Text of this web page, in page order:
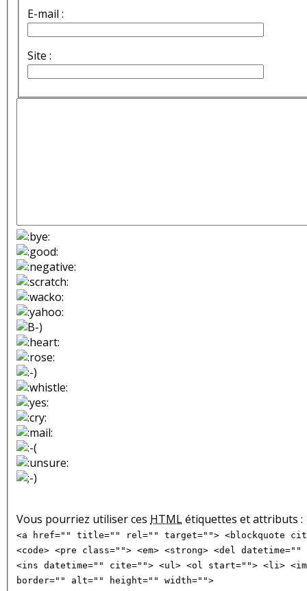
E-mail :
Site :
Vous pourriez utiliser ces HTMLétiquettes et attributs :
<a href="" title="" rel="" target=""> <blockquote
<code> <pre class=""> <em> <strong> <del
<ins datetime="" cite=""> <ul> <ol start=""> <li>
border="" alt="" height="" width="">